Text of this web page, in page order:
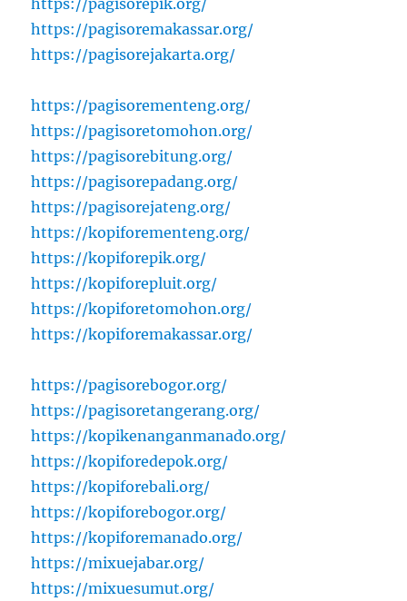
https://pagisorepik.org/
https://pagisoremakassar.org/
https://pagisorejakarta.org/
https://pagisorementeng.org/
https://pagisoretomohon.org/
https://pagisorebitung.org/
https://pagisorepadang.org/
https://pagisorejateng.org/
https://kopiforementeng.org/
https://kopiforepik.org/
https://kopiforepluit.org/
https://kopiforetomohon.org/
https://kopiforemakassar.org/
https://pagisorebogor.org/
https://pagisoretangerang.org/
https://kopikenanganmanado.org/
https://kopiforedepok.org/
https://kopiforebali.org/
https://kopiforebogor.org/
https://kopiforemanado.org/
https://mixuejabar.org/
https://mixuesumut.org/